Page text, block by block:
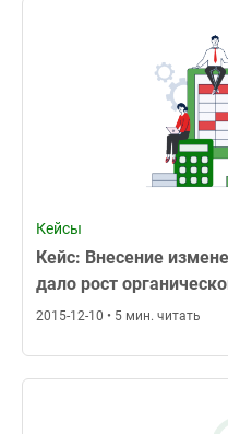
Кейсы
Кейс: Внесение
дало рост
2015-12-10 • 5 мин. читать